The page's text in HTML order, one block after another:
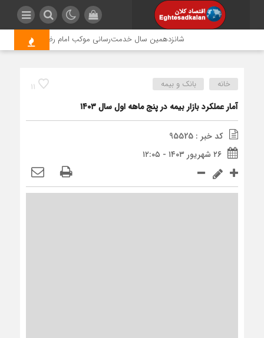
شانزدهمین سال خدمت‌رسانی موکب امام رضا (ع) پتروشیمی
11 خانه بانک و بیمه
آمار عملکرد بازار بیمه در پنج ماهه اول سال ۱۴۰۳
کد خبر : 95525
۲۶ شهریور ۱۴۰۳ - ۱۲:۰۵